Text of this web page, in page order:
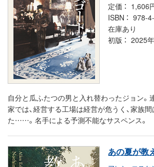
定価
1,606
ISBN
978-
在庫あり
初版
2025
自分と瓜ふたつの男と入れ替わったジョン。
家では、経営する工場は経営が危うく、家族
た……。名手による予測不能なサスペンス。
あの夏が教